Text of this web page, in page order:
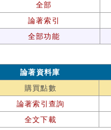
全部
論著索引
全部功能
論著資料庫
購買點數
論著索引查詢
全文下載